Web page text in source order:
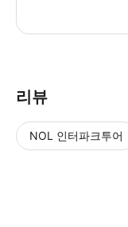
리뷰
NOL 인터파크투어